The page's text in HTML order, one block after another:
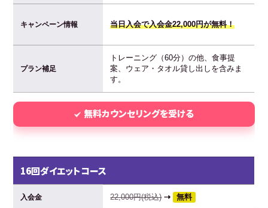
キャンペーン情報 当日入会で入会金22,000円が無料！
プラン補足
トレーニング（60分）の他、食事提
案、ウェア・タオル貸し出しを含みま
す。
無料カウンセリングを受ける
16回ダイエットコース
入会金 22,000円(税込)⇢ 無料